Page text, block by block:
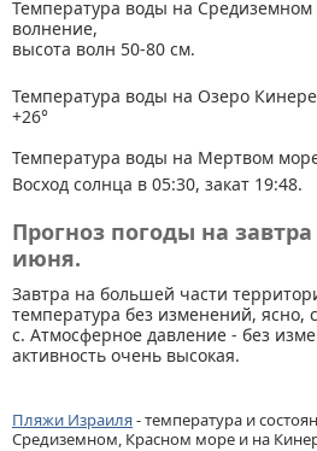
Температура воды на Средиземном
волнение,
высота волн 50-80 см.
Температура воды на Озеро
+26°
Температура воды на Мертвом
Восход солнца в 05:30, закат 19:48.
Прогноз погоды на
июня.
Завтра на большей части
температура без изменений, ясно,
с. Атмосферное давление - без
активность очень высокая.
Пляжи Израиля- температура и
Средиземном, Красном море и на